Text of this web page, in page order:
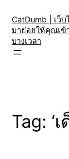
content
CatDumb | เว็
มาย่อยให้คุณเข้
บางเวลา
Tag: ‘